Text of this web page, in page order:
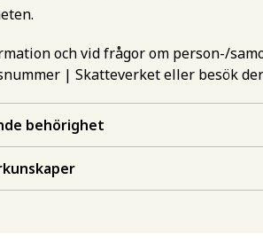
och vid frågor om person-/
| Skatteverketeller besök
behörighet
Gör en
mer